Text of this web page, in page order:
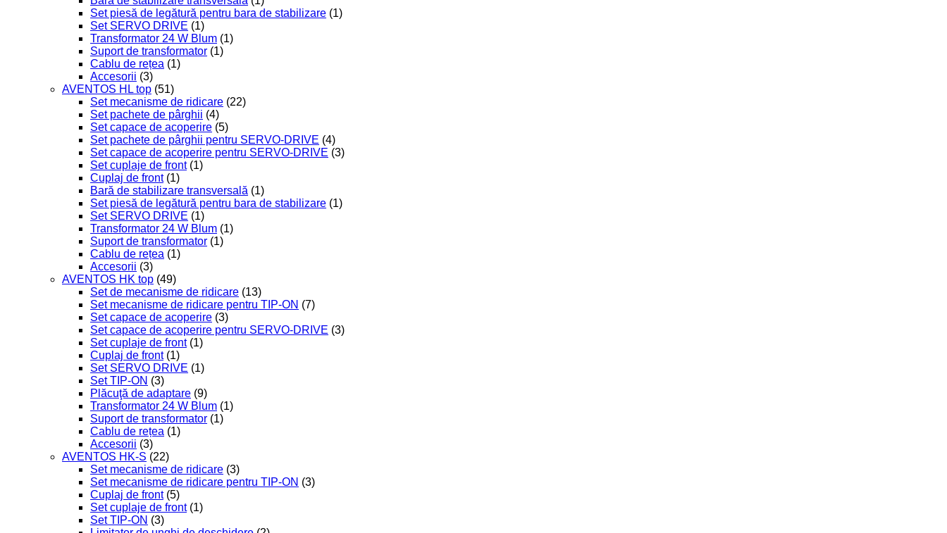
Set piesă de legătură pentru bara de stabilizare (1)
Set SERVO DRIVE (1)
Transformator 24 W Blum (1)
Suport de transformator (1)
Cablu de rețea (1)
Accesorii (3)
AVENTOS HL top (51)
Set mecanisme de ridicare (22)
Set pachete de pârghii (4)
Set capace de acoperire (5)
Set pachete de pârghii pentru SERVO-DRIVE (4)
Set capace de acoperire pentru SERVO-DRIVE (3)
Set cuplaje de front (1)
Cuplaj de front (1)
Bară de stabilizare transversală (1)
Set piesă de legătură pentru bara de stabilizare (1)
Set SERVO DRIVE (1)
Transformator 24 W Blum (1)
Suport de transformator (1)
Cablu de rețea (1)
Accesorii (3)
AVENTOS HK top (49)
Set de mecanisme de ridicare (13)
Set mecanisme de ridicare pentru TIP-ON (7)
Set capace de acoperire (3)
Set capace de acoperire pentru SERVO-DRIVE (3)
Set cuplaje de front (1)
Cuplaj de front (1)
Set SERVO DRIVE (1)
Set TIP-ON (3)
Plăcuţă de adaptare (9)
Transformator 24 W Blum (1)
Suport de transformator (1)
Cablu de rețea (1)
Accesorii (3)
AVENTOS HK-S (22)
Set mecanisme de ridicare (3)
Set mecanisme de ridicare pentru TIP-ON (3)
Cuplaj de front (5)
Set cuplaje de front (1)
Set TIP-ON (3)